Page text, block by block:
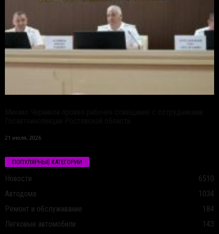
21 июля, 2026
ПОПУЛЯРНЫЕ КАТЕГОРИИ
Новости
6510
Автодома
1034
Ремонт и обслуживание
184
Легковые автомобили
143